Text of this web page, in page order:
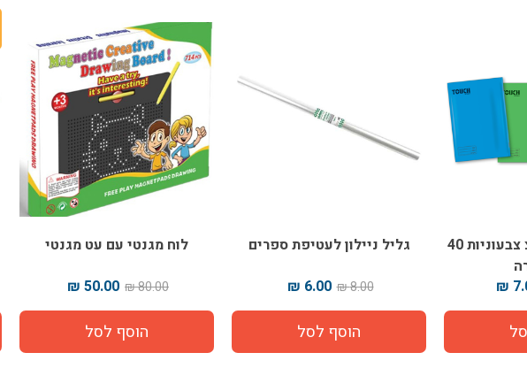
מארז מחברות טאצ צבעוניות 40
גליל ניילון לעטיפת ספרים
8.00 ₪
6.00 ₪
לוח מגנטי עם עט מגנטי
80.00 ₪
50.00 ₪